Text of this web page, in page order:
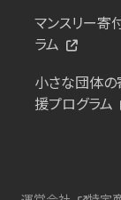
マンスリー寄
ラム
小さな団体
援プログラム